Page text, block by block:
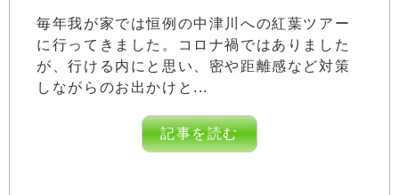
毎年我が家では恒例の中津川への紅葉ツアー
に行ってきました。コロナ禍ではありました
が、行ける内にと思い、密や距離感など対策
しながらのお出かけと...
記事を読む